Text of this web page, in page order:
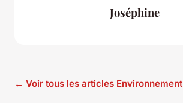
Joséphine
← Voir tous les articles Environnement